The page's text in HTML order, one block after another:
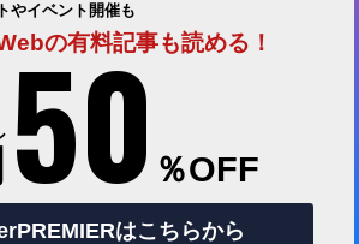
やイベント開催も
の有料記事も読める！
50 ％OFF
はこちらから